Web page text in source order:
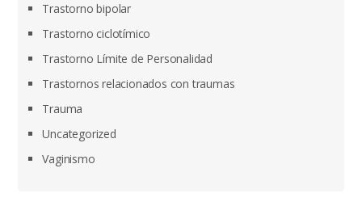
Trastorno bipolar
Trastorno ciclotímico
Trastorno Límite de Personalidad
Trastornos relacionados con traumas
Trauma
Uncategorized
Vaginismo